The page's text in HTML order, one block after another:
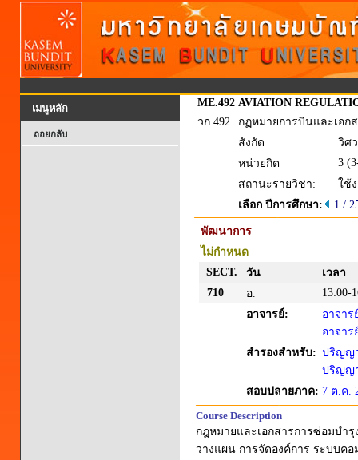
เมนูหลัก
ถอยกลับ
ME.492 AVIATION
วก.492
กฏหมายการบินและเอก
สังกัด
วิศ
หน่วยกิต
3
สถานะรายวิชา:
ใช้
เลือก ปีการศึกษา:
1 /
พัฒนาการ
ไม่กำหนด
SECT.
วัน
เวลา
710
อ.
13:00-
อาจารย์:
อาจา
อาจาร
สำรองสำหรับ: ปริญญ
ปริญญ
สอบปลายภาค: 7 ต.ค.
Course Description
กฎหมายและเอกสารการซ่อมบำ
วางแผน การจัดองค์การ ระบบค